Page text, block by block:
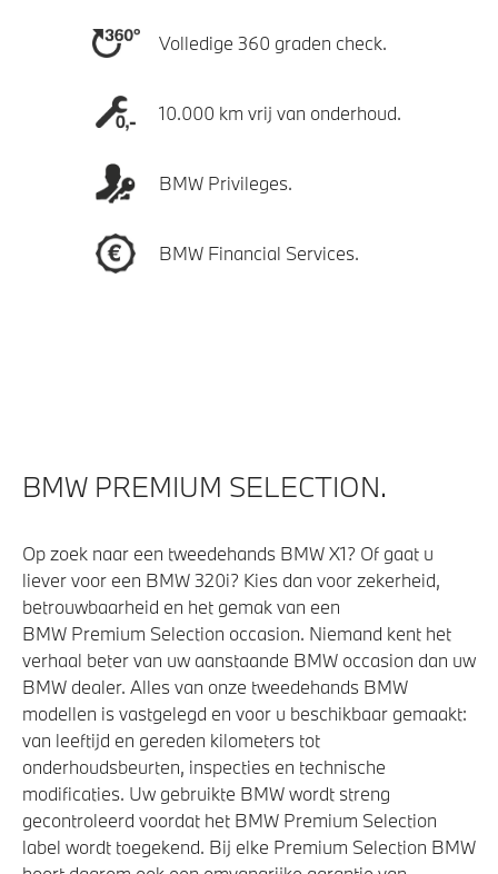
Volledige 360 graden check.
10.000 km vrij van onderhoud.
BMW Privileges.
BMW Financial Services.
BMW PREMIUM SELECTION.
Op zoek naar een tweedehands BMW X1? Of gaat u
liever voor een BMW 320i? Kies dan voor zekerheid,
betrouwbaarheid en het gemak van een
BMW Premium Selection occasion. Niemand kent het
verhaal beter van uw aanstaande BMW occasion dan uw
BMW dealer. Alles van onze tweedehands BMW
modellen is vastgelegd en voor u beschikbaar gemaakt:
van leeftijd en gereden kilometers tot
onderhoudsbeurten, inspecties en technische
modificaties. Uw gebruikte BMW wordt streng
gecontroleerd voordat het BMW Premium Selection
label wordt toegekend. Bij elke Premium Selection BMW